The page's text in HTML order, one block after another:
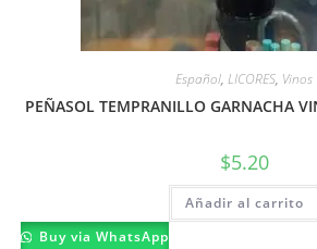
Español, LICORES, Vinos
PEÑASOL TEMPRANILLO GARNACHA
$5.20
Añadir al carrito
Buy via WhatsApp